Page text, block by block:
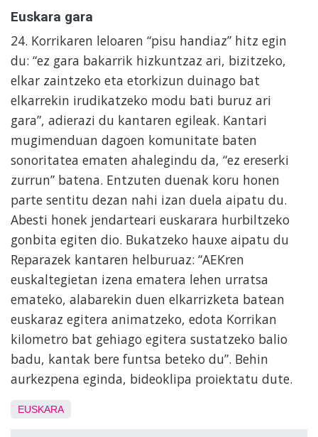
Euskara gara
24. Korrikaren leloaren “pisu handiaz” hitz egin
du: “ez gara bakarrik hizkuntzaz ari, bizitzeko,
elkar zaintzeko eta etorkizun duinago bat
elkarrekin irudikatzeko modu bati buruz ari
gara”, adierazi du kantaren egileak. Kantari
mugimenduan dagoen komunitate baten
sonoritatea ematen ahalegindu da, “ez ereserki
zurrun” batena. Entzuten duenak koru honen
parte sentitu dezan nahi izan duela aipatu du.
Abesti honek jendarteari euskarara hurbiltzeko
gonbita egiten dio. Bukatzeko hauxe aipatu du
Reparazek kantaren helburuaz: “AEKren
euskaltegietan izena ematera lehen urratsa
emateko, alabarekin duen elkarrizketa batean
euskaraz egitera animatzeko, edota Korrikan
kilometro bat gehiago egitera sustatzeko balio
badu, kantak bere funtsa beteko du”. Behin
aurkezpena eginda, bideoklipa proiektatu dute.
EUSKARA